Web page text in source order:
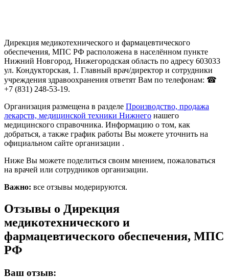
Дирекция медикотехнического и фармацевтического
обеспечения, МПС РФ расположена в населённом пункте
Нижний Новгород, Нижегородская область по адресу 603033
ул. Кондукторская, 1. Главный врач/директор и сотрудники
учреждения здравоохранения ответят Вам по телефонам: ☎
+7 (831) 248-53-19.
Организация размещена в разделе Производство, продажа
лекарств, медицинской техники Нижнего нашего
медицинского справочника. Информацию о том, как
добраться, а также график работы Вы можете уточнить на
официальном сайте организации .
Ниже Вы можете поделиться своим мнением, пожаловаться
на врачей или сотрудников организации.
Важно: все отзывы модерируются.
Отзывы о Дирекция
медикотехнического и
фармацевтического обеспечения, МПС
РФ
Ваш отзыв: